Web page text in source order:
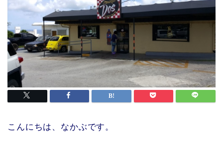
こんにちは、なかぶです。